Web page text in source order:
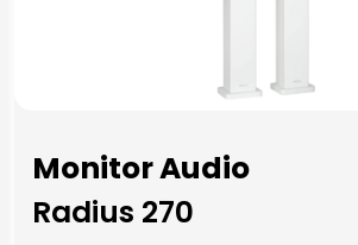
Monitor Audio
Radius 270